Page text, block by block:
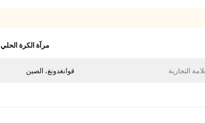
مرآة الكرة الحلي
قوانغدونغ، الصين